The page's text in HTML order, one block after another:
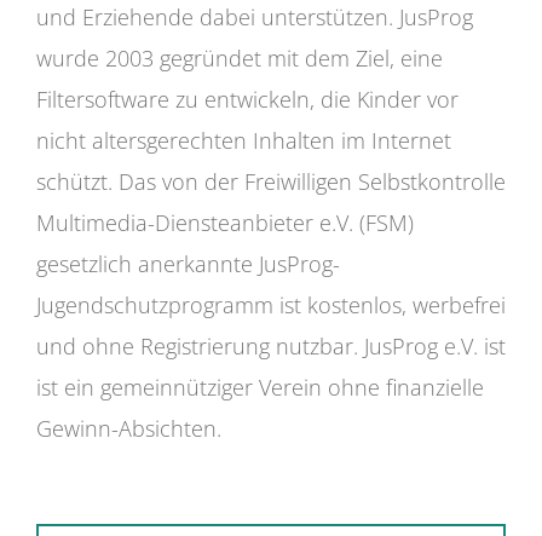
und Erziehende dabei unterstützen. JusProg
wurde 2003 gegründet mit dem Ziel, eine
Filtersoftware zu entwickeln, die Kinder vor
nicht altersgerechten Inhalten im Internet
schützt. Das von der Freiwilligen Selbstkontrolle
Multimedia-Diensteanbieter e.V. (FSM)
gesetzlich anerkannte JusProg-
Jugendschutzprogramm ist kostenlos, werbefrei
und ohne Registrierung nutzbar. JusProg e.V. ist
ist ein gemeinnütziger Verein ohne finanzielle
Gewinn-Absichten.